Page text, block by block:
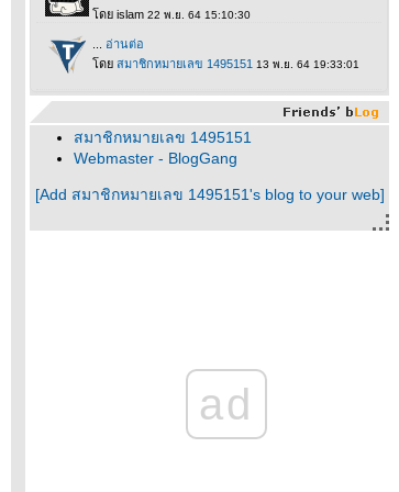
สมาชิกหมายเลข 1495151
Webmaster - BlogGang
[Add สมาชิกหมายเลข 1495151's blog to your web]
ad